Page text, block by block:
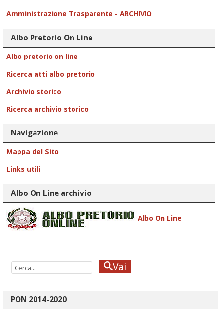
Amministrazione Trasparente - ARCHIVIO
Albo Pretorio On Line
Albo pretorio on line
Ricerca atti albo pretorio
Archivio storico
Ricerca archivio storico
Navigazione
Mappa del Sito
Links utili
Albo On Line archivio
Albo On Line
Vai
PON 2014-2020